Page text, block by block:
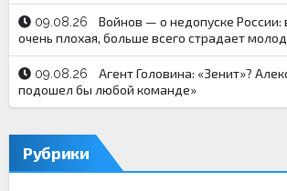
09.08.26
Войнов — о недопуске России:
очень плохая, больше всего страдает
09.08.26
Агент Головина: «Зенит»?
подошел бы любой команде»
Рубрики